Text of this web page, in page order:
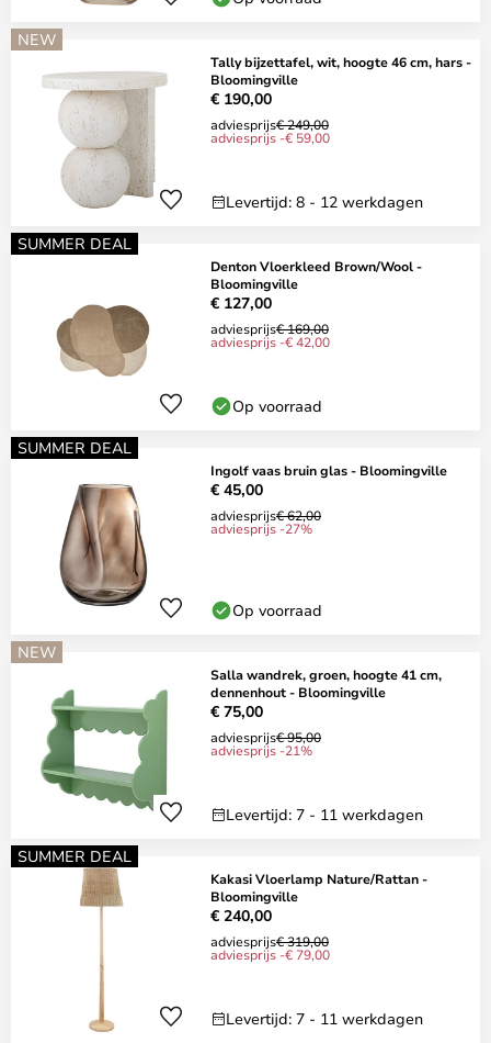
NEW
Tally bijzettafel, wit, hoogte 46 cm, hars -
Bloomingville
€ 190,00
adviesprijs€ 249,00
adviesprijs -€ 59,00
Levertijd: 8 - 12 werkdagen
SUMMER DEAL
Denton Vloerkleed Brown/Wool -
Bloomingville
€ 127,00
adviesprijs€ 169,00
adviesprijs -€ 42,00
Op voorraad
SUMMER DEAL
Ingolf vaas bruin glas - Bloomingville
€ 45,00
adviesprijs€ 62,00
adviesprijs -27%
Op voorraad
NEW
Salla wandrek, groen, hoogte 41 cm,
dennenhout - Bloomingville
€ 75,00
adviesprijs€ 95,00
adviesprijs -21%
Levertijd: 7 - 11 werkdagen
SUMMER DEAL
Kakasi Vloerlamp Nature/Rattan -
Bloomingville
€ 240,00
adviesprijs€ 319,00
adviesprijs -€ 79,00
Levertijd: 7 - 11 werkdagen